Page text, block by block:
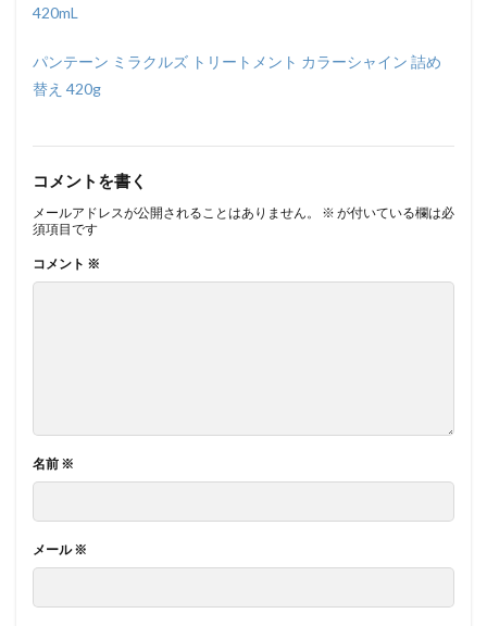
420mL
パンテーン ミラクルズ トリートメント カラーシャイン 詰め
替え 420g
コメントを書く
メールアドレスが公開されることはありません。 ※ が付いている欄は必
須項目です
コメント ※
名前 ※
メール※